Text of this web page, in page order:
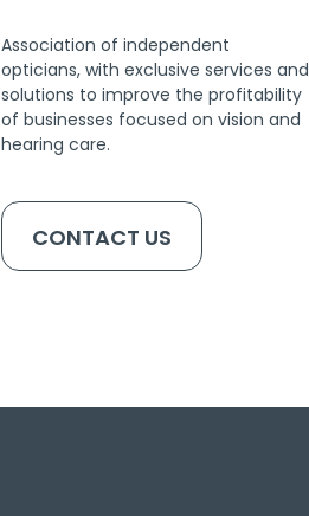
Association of independent
opticians, with exclusive services and
solutions to improve the profitability
of businesses focused on vision and
hearing care.
CONTACT US